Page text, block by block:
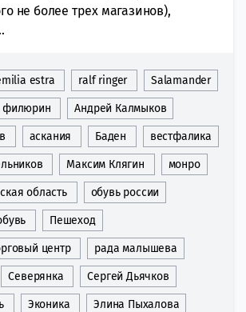
не более трех магазинов),
estra ralf ringer Salamander
филюрин Андрей Калмыков
аскания Баден вестфалика
Максим Клягин монро
область обувь россии
Пешеход
центр рада малышева
Северянка Сергей Дьячков
Эконика Элина Пыхалова